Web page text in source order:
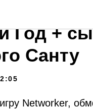
Год +
Санту
Networker,